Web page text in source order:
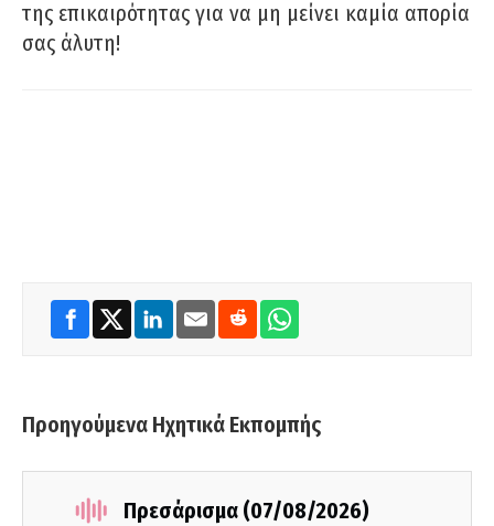
της επικαιρότητας για να μη μείνει καμία απορία
σας άλυτη!
Προηγούμενα Ηχητικά Εκπομπής
Πρεσάρισμα (07/08/2026)